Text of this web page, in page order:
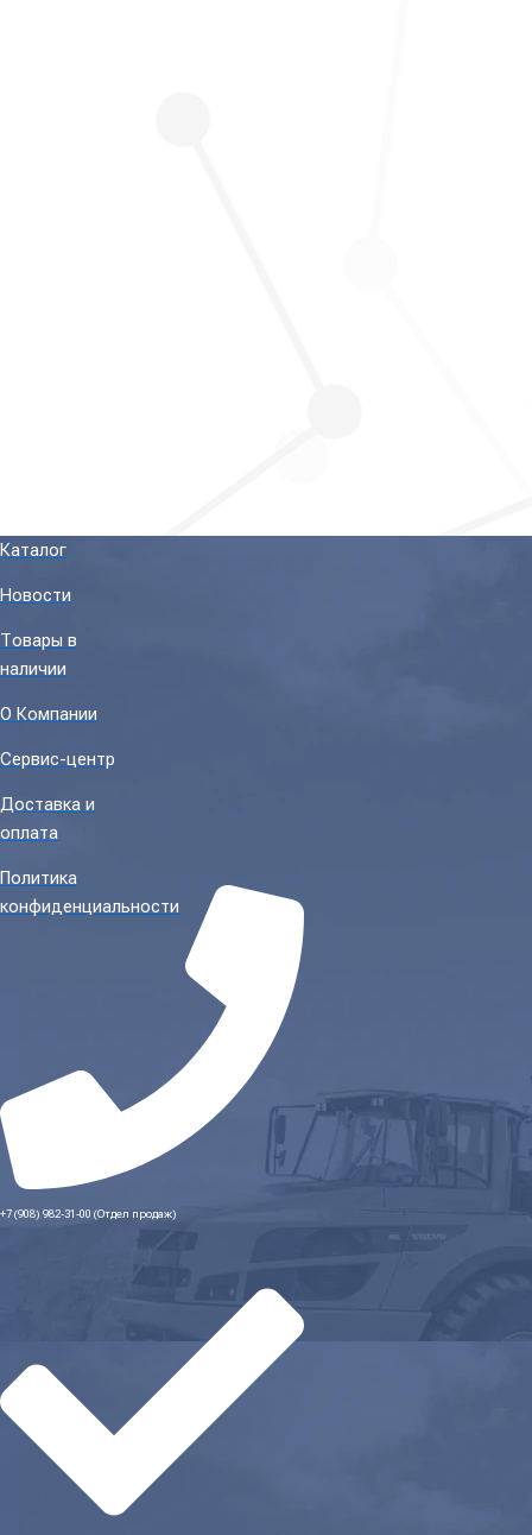
Каталог
Новости
Товары в
наличии
О Компании
Сервис-центр
Доставка и
оплата
Политика
конфиденциальности
+7 (908) 982-31-00 (Отдел продаж)